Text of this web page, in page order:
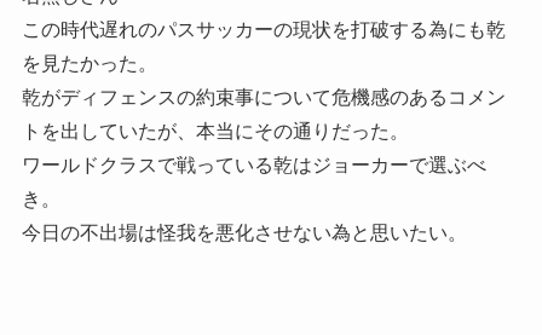
この時代遅れのパスサッカーの現状を打破する為にも乾
を見たかった。
乾がディフェンスの約束事について危機感のあるコメン
トを出していたが、本当にその通りだった。
ワールドクラスで戦っている乾はジョーカーで選ぶべ
き。
今日の不出場は怪我を悪化させない為と思いたい。